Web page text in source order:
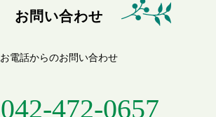
お問い合わせ
お電話からのお問い合わせ
042-472-0657